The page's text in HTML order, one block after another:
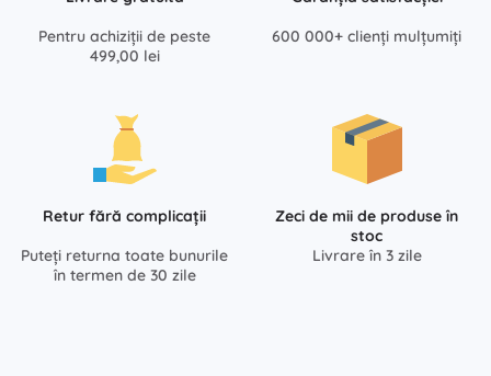
Pentru achiziții de peste
499,00 lei
600 000+ clienți mulțumiți
Retur fără complicații
Puteți returna toate bunurile
în termen de 30 zile
Zeci de mii de produse în
stoc
Livrare în 3 zile